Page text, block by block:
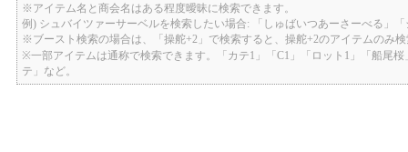
※アイテム名と商会名はある程度曖昧に検索できます。
例) シュバイツァーサーベルを検索したい場合: 「しゅばいつあーさーべる」
※ブースト検索の場合は、「操舵+2」で検索すると、操舵+2のアイテムのみ
※一部アイテムは通称で検索できます。「カテ1」「C1」「ロット1」「船尾
テ」など。